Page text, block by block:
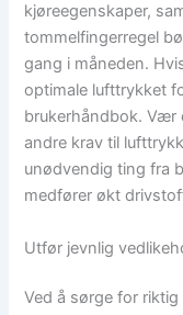
kjøreegenskaper,
tommelfingerregel
gang i måneden.
optimale lufttrykket
brukerhåndbok. Vær
andre krav til
unødvendig ting fra
medfører økt
Utfør jevnlig
Ved å sørge for